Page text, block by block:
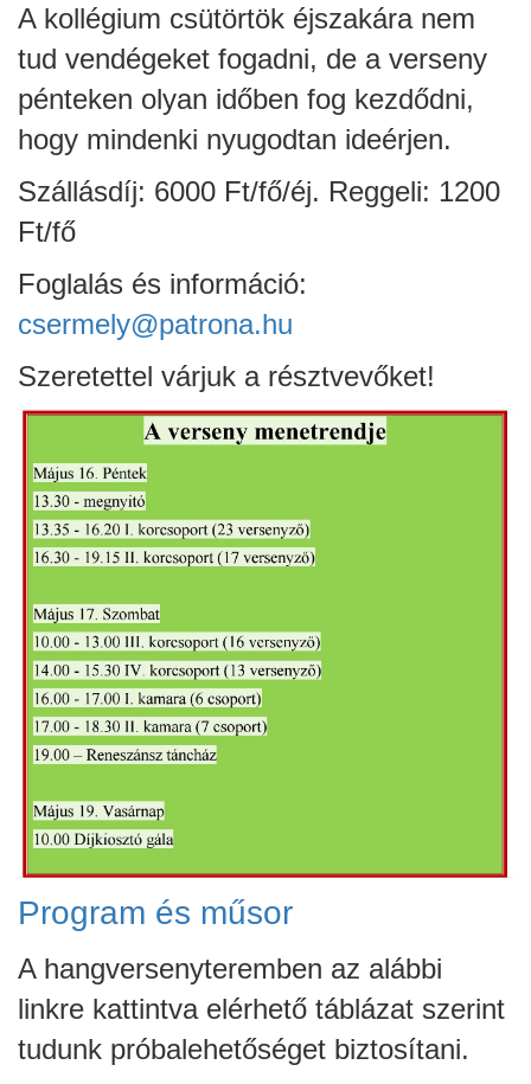
emlékére
A kollégium csütörtök éjszakára nem
tud vendégeket fogadni, de a verseny
pénteken olyan időben fog kezdődni,
hogy mindenki nyugodtan ideérjen.
Szállásdíj: 6000 Ft/fő/éj. Reggeli: 1200
Ft/fő
Foglalás és információ:
csermely@patrona.hu
Szeretettel várjuk a résztvevőket!
Program és műsor
A hangversenyteremben az alábbi
linkre kattintva elérhető táblázat szerint
tudunk próbalehetőséget biztosítani.